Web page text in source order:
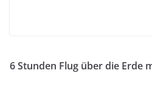
6 Stunden Flug über die Erde